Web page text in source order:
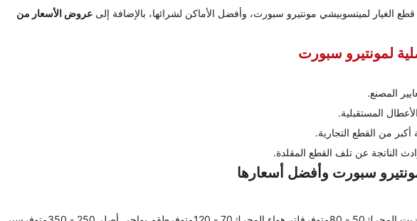
الغيار لميتسوبيشي مونتيرو سبورت، وأفضل الأماكن لشرائها، بالإضافة إلى عروض الأسعار من
لمونتيرو سبورت
المصنع.
المستقبلية.
من القطع التجارية.
الناتجة عن تلف القطع المقلدة.
سبورت وأفضل أسعارها